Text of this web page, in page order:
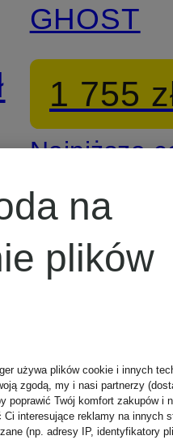
GHOST
1 755
Najniższa
2 505 zł
na
plików
używa plików cookie i innych
zgodą, my i nasi partnerzy
poprawić Twój komfort zakupów i
Ci interesujące reklamy na innych
(np. adresy IP, identyfikatory